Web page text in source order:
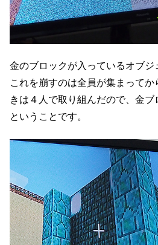
金のブロックが入っているオブジ
これを崩すのは全員が集まって
きは４人で取り組んだので、金ブ
ということです。